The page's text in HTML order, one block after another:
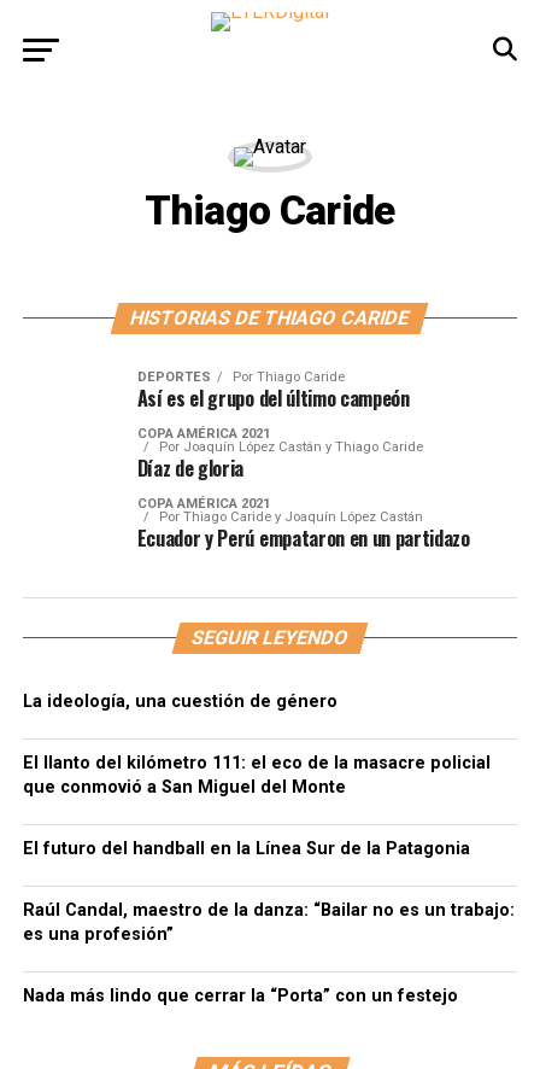
Thiago Caride
HISTORIAS DE THIAGO CARIDE
DEPORTES Por Thiago Caride
Así es el grupo del último campeón
COPA AMÉRICA 2021
Por Joaquín López Castán y Thiago Caride
Díaz de gloria
COPA AMÉRICA 2021
Por Thiago Caride y Joaquín López Castán
Ecuador y Perú empataron en un partidazo
SEGUIR LEYENDO
La ideología, una cuestión de género
El llanto del kilómetro 111: el eco de la masacre policial
que conmovió a San Miguel del Monte
El futuro del handball en la Línea Sur de la Patagonia
Raúl Candal, maestro de la danza: “Bailar no es un trabajo:
es una profesión”
Nada más lindo que cerrar la “Porta” con un festejo